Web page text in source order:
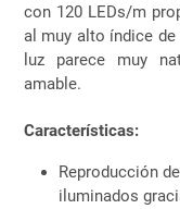
con 120 LEDs/m
al muy alto índice de
luz parece muy
amable.
Características:
Reproducción
iluminados